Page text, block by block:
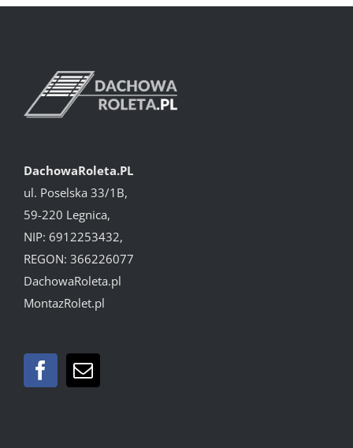
DachowaRoleta.PL
ul. Poselska 33/1B,
59-220 Legnica,
NIP: 6912253432,
REGON: 366226077
DachowaRoleta.pl
MontazRolet.pl